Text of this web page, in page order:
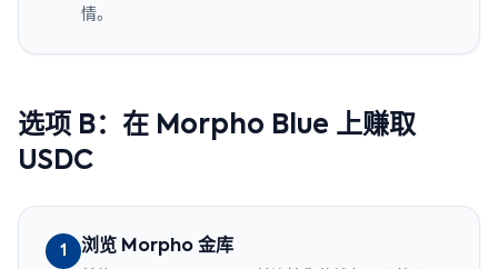
情。
选项 B：在 Morpho Blue 上赚取
USDC
1 浏览 Morpho 金库